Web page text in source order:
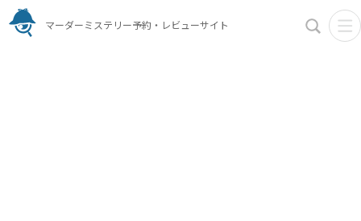
マーダーミステリー予約・レビューサイト